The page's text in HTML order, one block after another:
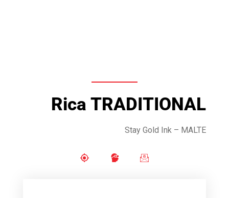
Rica TRADITIONAL
Stay Gold Ink – MALTE